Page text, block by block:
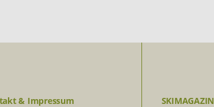
& Impressum SKIMAGAZIN